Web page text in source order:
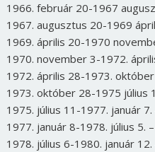
1966. február 20-1967
1967. augusztus 20-1969
1969. április 20-1970
1970. november 3-1972.
1972. április 28-1973.
1973. október 28-1975 július
1975. július 11-1977. január 7.
1977. január 8-1978. július 5.
1978. július 6-1980. január 12.